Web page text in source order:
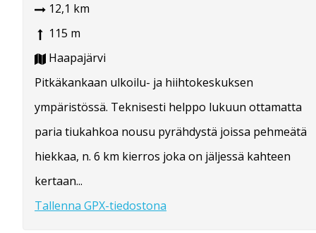
12,1 km
115 m
Haapajärvi
Pitkäkankaan ulkoilu- ja hiihtokeskuksen
ympäristössä. Teknisesti helppo lukuun ottamatta
paria tiukahkoa nousu pyrähdystä joissa pehmeätä
hiekkaa, n. 6 km kierros joka on jäljessä kahteen
kertaan...
Tallenna GPX-tiedostona